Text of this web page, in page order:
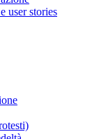
user stories